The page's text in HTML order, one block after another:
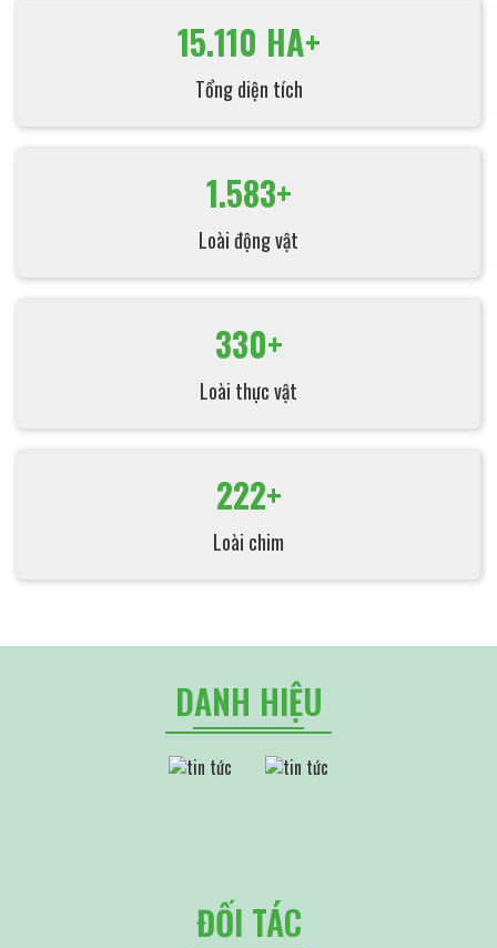
15.110 HA+
Tổng diện tích
1.583+
Loài động vật
330+
Loài thực vật
222+
Loài chim
DANH HIỆU
ĐỐI TÁC